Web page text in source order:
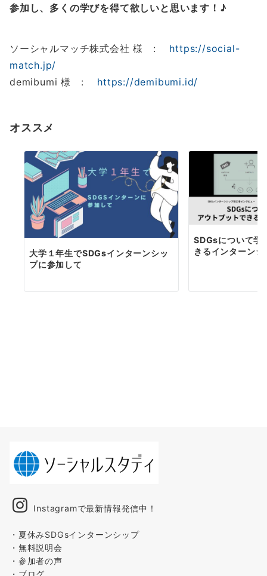
参加し、多くの学びを得て欲しいと思います！♪
ソーシャルマッチ株式会社 様 : https://social-
match.jp/
demibumi 様 : https://demibumi.id/
オススメ
大学１年生でSDGsインターンシッ
プに参加して
SDGsについて学
きるインターンシ
Instagramで最新情報発信中！
・夏休みSDGsインターンシップ
・無料説明会
・参加者の声
・ブログ